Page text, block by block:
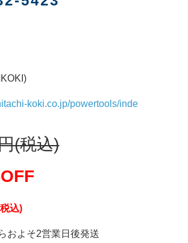
koki.co.jp/powertools/inde
(税込)
込)
およそ2営業日後発送